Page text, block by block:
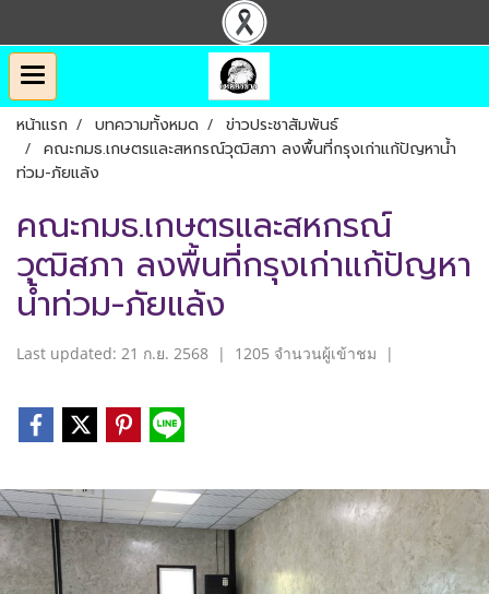
หน้าแรก บทความทั้งหมด
ข่าวประชาสัมพันธ์
คณะกมธ.เกษตรและสหกรณ์วุฒิสภา ลงพื้นที่กรุงเก่าแก้ปัญหาน้ำ
ท่วม-ภัยแล้ง
คณะกมธ.เกษตรและสหกรณ์
วุฒิสภา ลงพื้นที่กรุงเก่าแก้ปัญหา
น้ำท่วม-ภัยแล้ง
Last updated: 21 ก.ย. 2568 | 1205 จำนวนผู้เข้าชม |